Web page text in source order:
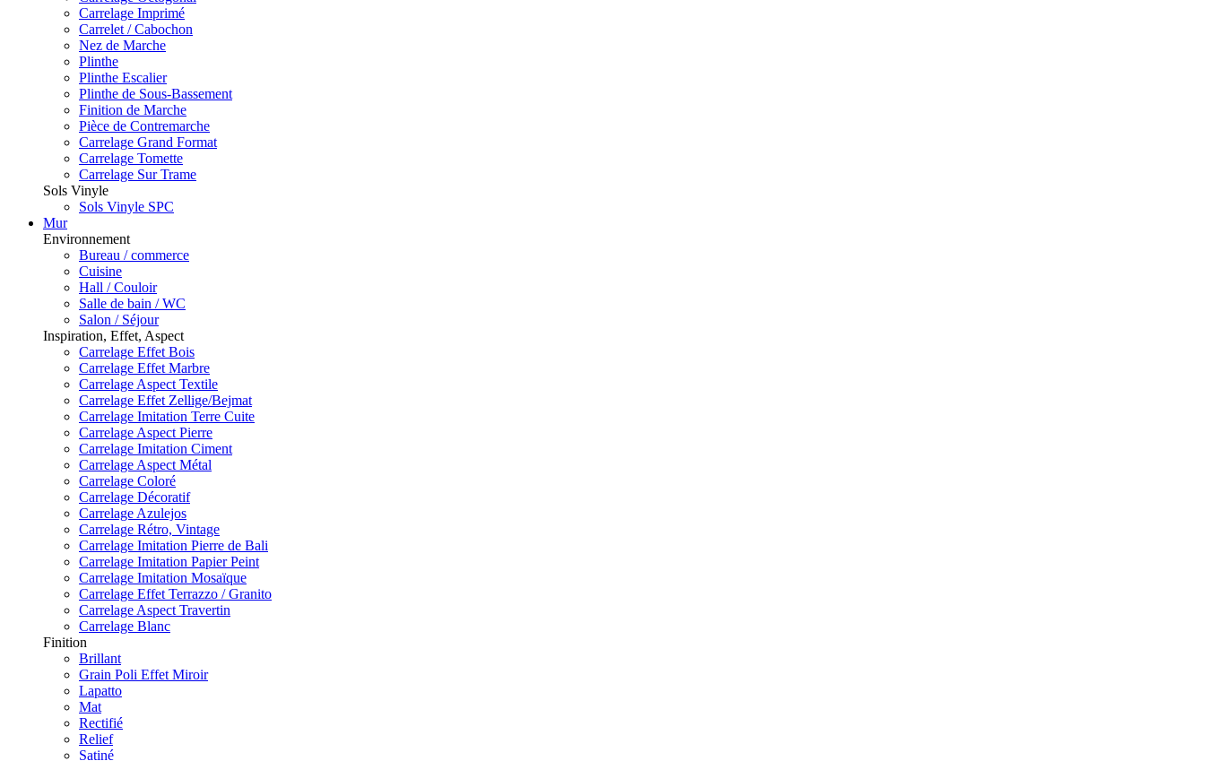
Carrelage Imprimé
Carrelet / Cabochon
Nez de Marche
Plinthe
Plinthe Escalier
Plinthe de Sous-Bassement
Finition de Marche
Pièce de Contremarche
Carrelage Grand Format
Carrelage Tomette
Carrelage Sur Trame
Sols Vinyle
Sols Vinyle SPC
Mur
Environnement
Bureau / commerce
Cuisine
Hall / Couloir
Salle de bain / WC
Salon / Séjour
Inspiration, Effet, Aspect
Carrelage Effet Bois
Carrelage Effet Marbre
Carrelage Aspect Textile
Carrelage Effet Zellige/Bejmat
Carrelage Imitation Terre Cuite
Carrelage Aspect Pierre
Carrelage Imitation Ciment
Carrelage Aspect Métal
Carrelage Coloré
Carrelage Décoratif
Carrelage Azulejos
Carrelage Rétro, Vintage
Carrelage Imitation Pierre de Bali
Carrelage Imitation Papier Peint
Carrelage Imitation Mosaïque
Carrelage Effet Terrazzo / Granito
Carrelage Aspect Travertin
Carrelage Blanc
Finition
Brillant
Grain Poli Effet Miroir
Lapatto
Mat
Rectifié
Relief
Satiné